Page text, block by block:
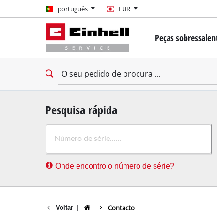
português
português EUR
EUR
GBP
CZK
Peças
Mini-chave de
Berbequim de
Aparafusadoras
Martelos
Martelo de
Exercício de
Pesquisa rápida
Onde encontro o número de série?
Voltar Contacto